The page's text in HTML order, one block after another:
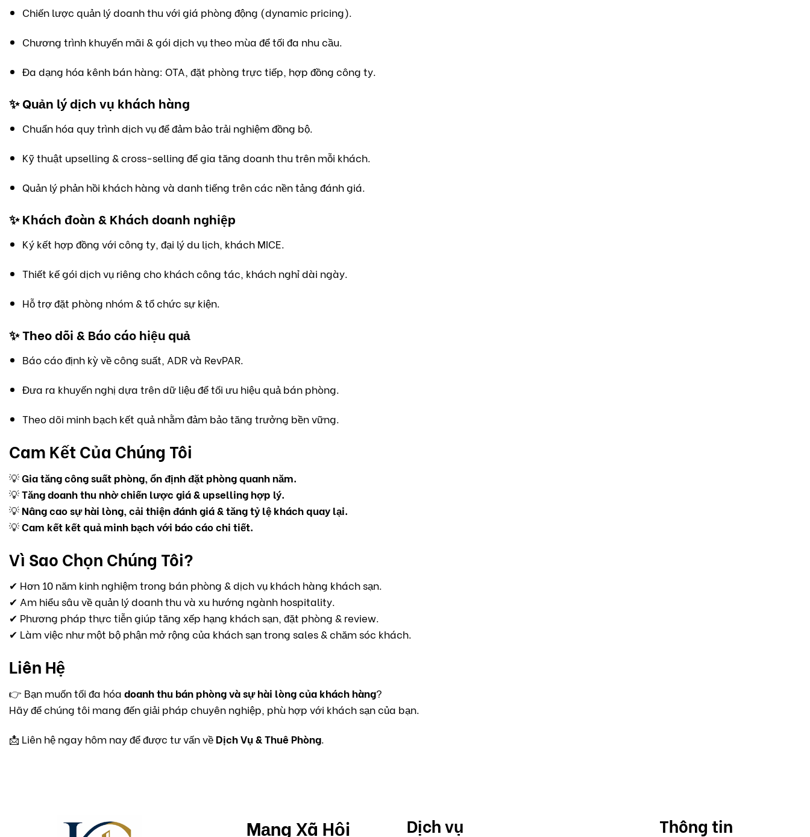
Chiến lược quản lý doanh thu với giá phòng động (dynamic pricing).
Chương trình khuyến mãi & gói dịch vụ theo mùa để tối đa nhu cầu.
Đa dạng hóa kênh bán hàng: OTA, đặt phòng trực tiếp, hợp đồng công ty.
✨Quản lý dịch vụ khách hàng
Chuẩn hóa quy trình dịch vụ để đảm bảo trải nghiệm đồng bộ.
Kỹ thuật upselling & cross-selling để gia tăng doanh thu trên mỗi khách.
Quản lý phản hồi khách hàng và danh tiếng trên các nền tảng đánh giá.
✨Khách đoàn & Khách doanh nghiệp
Ký kết hợp đồng với công ty, đại lý du lịch, khách MICE.
Thiết kế gói dịch vụ riêng cho khách công tác, khách nghỉ dài ngày.
Hỗ trợ đặt phòng nhóm & tổ chức sự kiện.
✨Theo dõi & Báo cáo hiệu quả
Báo cáo định kỳ về công suất, ADR và RevPAR.
Đưa ra khuyến nghị dựa trên dữ liệu để tối ưu hiệu quả bán phòng.
Theo dõi minh bạch kết quả nhằm đảm bảo tăng trưởng bền vững.
Cam Kết Của Chúng Tôi
💡Gia tăng công suất phòng, ổn định đặt phòng quanh năm.
💡Tăng doanh thu nhờ chiến lược giá & upselling hợp lý.
💡 Nâng cao sự hài lòng, cải thiện đánh giá & tăng tỷ lệ khách quay lại.
💡Cam kết kết quả minh bạch với báo cáo chi tiết.
Vì Sao Chọn Chúng Tôi?
✔ Hơn 10 năm kinh nghiệm trong bán phòng & dịch vụ khách hàng khách sạn.
✔ Am hiểu sâu về quản lý doanh thu và xu hướng ngành hospitality.
✔ Phương pháp thực tiễn giúp tăng xếp hạng khách sạn, đặt phòng & review.
✔ Làm việc như một bộ phận mở rộng của khách sạn trong sales & chăm sóc khách.
Liên Hệ
👉 Bạn muốn tối đa hóa doanh thu bán phòng và sự hài lòng của khách hàng?
Hãy để chúng tôi mang đến giải pháp chuyên nghiệp, phù hợp với khách sạn của bạn.
📩 Liên hệ ngay hôm nay để được tư vấn về Dịch Vụ & Thuê Phòng.
Mạng Xã Hội Dịch vụ Thông tin